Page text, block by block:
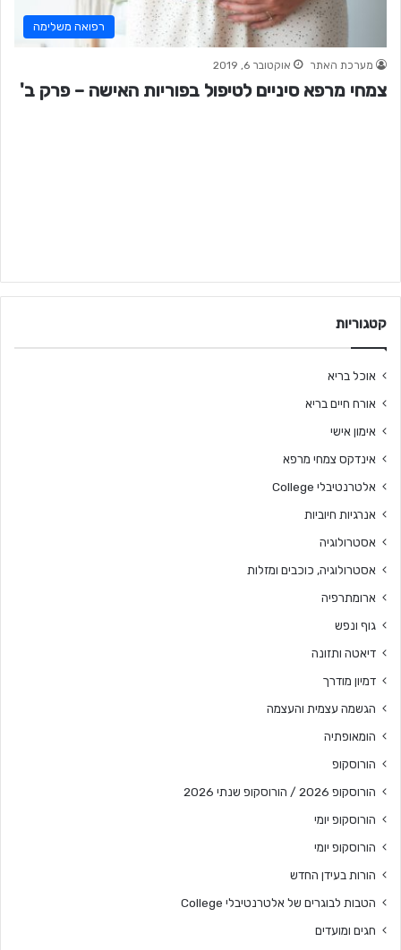
רפואה משלימה
מערכת האתר אוקטובר 6, 2019
צמחי מרפא סיניים לטיפול בפוריות האישה – פרק ב'
קטגוריות
אוכל בריא
אורח חיים בריא
אימון אישי
אינדקס צמחי מרפא
אלטרנטיבלי College
אנרגיות חיוביות
אסטרולוגיה
אסטרולוגיה, כוכבים ומזלות
ארומתרפיה
גוף ונפש
דיאטה ותזונה
דמיון מודרך
הגשמה עצמית והעצמה
הומאופתיה
הורוסקופ
הורוסקופ 2026 / הורוסקופ שנתי 2026
הורוסקופ יומי
הורוסקופ יומי
הורות בעידן החדש
הטבות לבוגרים של אלטרנטיבלי College
חגים ומועדים